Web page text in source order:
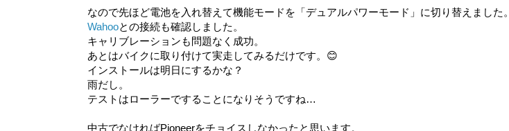
なので先ほど電池を入れ替えて機能モードを「デュアルパワーモード」に切り替えました。
Wahooとの接続も確認しました。
キャリブレーションも問題なく成功。
あとはバイクに取り付けて実走してみるだけです。😊
インストールは明日にするかな？
雨だし。
テストはローラーですることになりそうですね…
中古でなければPioneerをチョイスしなかったと思います。